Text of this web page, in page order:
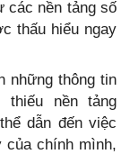
các nền tảng số
thấu hiểu ngay
những thông tin
thiếu nền tảng
dẫn đến việc
chính mình,